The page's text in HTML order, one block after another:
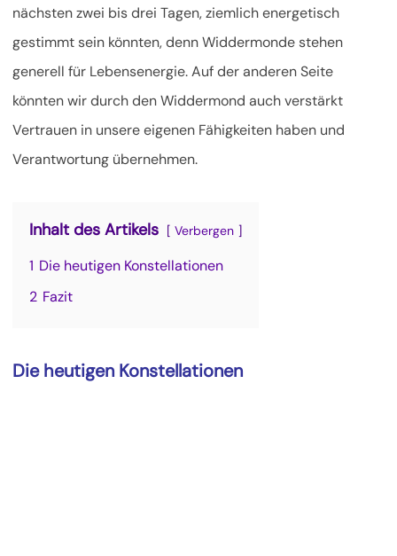
nächsten zwei bis drei Tagen, ziemlich energetisch
gestimmt sein könnten, denn Widdermonde stehen
generell für Lebensenergie. Auf der anderen Seite
könnten wir durch den Widdermond auch verstärkt
Vertrauen in unsere eigenen Fähigkeiten haben und
Verantwortung übernehmen.
Inhalt des Artikels Verbergen
1 Die heutigen Konstellationen
2 Fazit
Die heutigen Konstellationen